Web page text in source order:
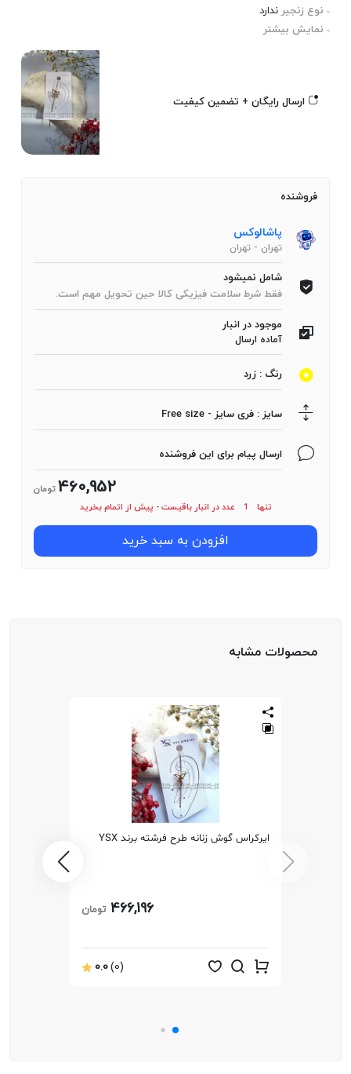
نوع زنجیر ندارد
نمایش بیشتر
ارسال رایگان + تضمین کیفیت
فروشنده
پاشالوکس
تهران - تهران
شامل نمیشود
فقط شرط سلامت فیزیکی کالا حین تحویل مهم است.
موجود در انبار
آماده ارسال
رنگ : زرد
سایز : فری سایز - Free size
ارسال پیام برای این فروشنده
460,952 تومان
تنها
1 عدد در انبار باقیست - پیش از اتمام بخرید
افزودن به سبد خرید
محصولات مشابه
ایرکراس گوش زنانه طرح فرشته برند YSX
466,196 تومان
0.0(0)